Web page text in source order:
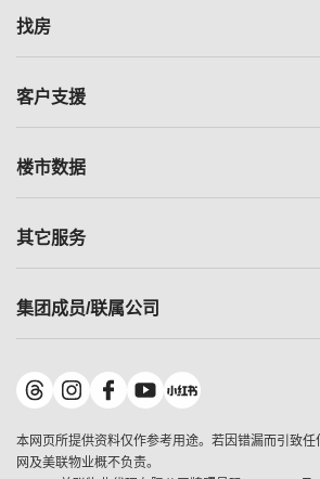
美联集团
人才招募
找房
一手新房
减价
美联豪宅
独家楼盘
租房
客户支援
自助放盘
查询热线
按揭计算机
负担能力计算机
转按计算机
缴款方式
楼市数据
指数
历史成交
小区成交排行榜
地区百科
其它服务
小区专页
美联精英会
美善会
集团成员/联属公司
美联物业
鋑联控股*
美联工商铺*
美联中国
本网页所提供资料仅作参考用途。若因错漏而引致
网及美联物业概不负责。